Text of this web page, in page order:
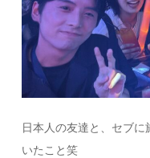
日本人の友達と、セブ
いたこと笑